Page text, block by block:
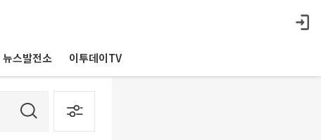
뉴스발전소 이투데이TV